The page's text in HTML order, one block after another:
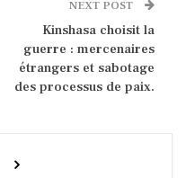
NEXT POST
Kinshasa choisit la
guerre : mercenaires
étrangers et sabotage
des processus de paix.